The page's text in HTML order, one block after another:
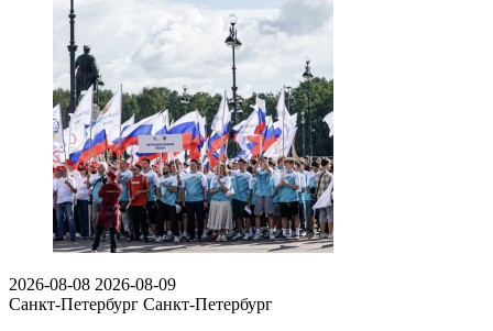
2026-08-08 2026-08-09
Санкт-Петербург Санкт-Петербург